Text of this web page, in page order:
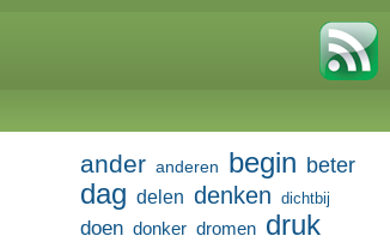
ander anderen begin beter
dag delen denken dichtbij
doen donker dromen druk